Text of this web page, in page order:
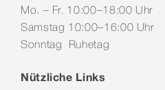
Mo. – Fr. 10:00–18:00 Uhr
Samstag 10:00–16:00 Uhr
Sonntag Ruhetag
Nützliche Links